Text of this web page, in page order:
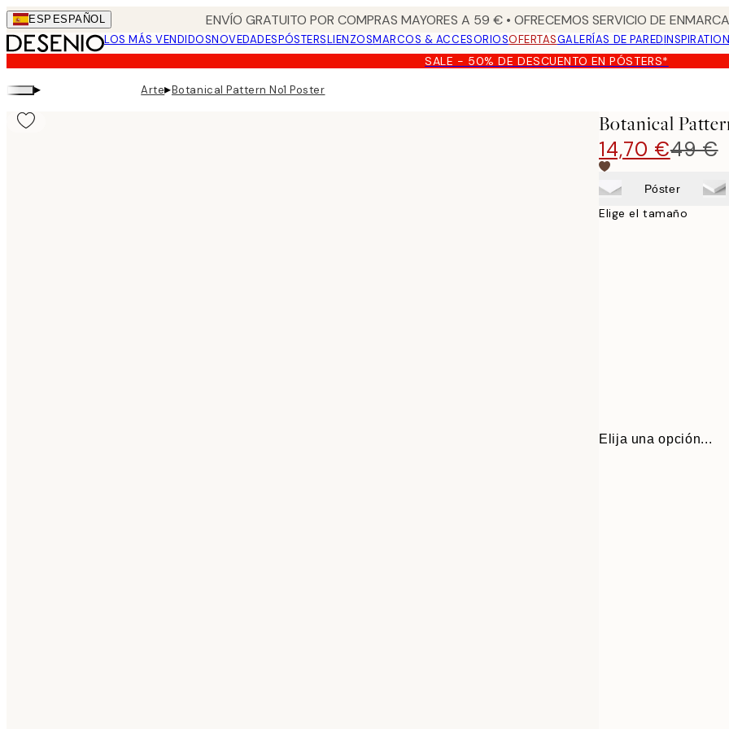
Skip
to
main
content.
ESP ESPAÑOL ENVÍO GRATUITO POR COMPRAS MAYORES A 59 € • OFRECEMOS SERVICIO DE
LOS MÁS VENDIDOSNOVEDADESPÓSTERSLIENZOSMARCOS & ACCESORIOSOFERTASGALERÍAS DE PARED
SALE - 50% DE DESCUENTO EN PÓSTERS*
▸ Arte▸Botanical Pattern No1 Poster
Botanical
14,70 €49 €
Póster
Elige el tamaño
Elija una opción...